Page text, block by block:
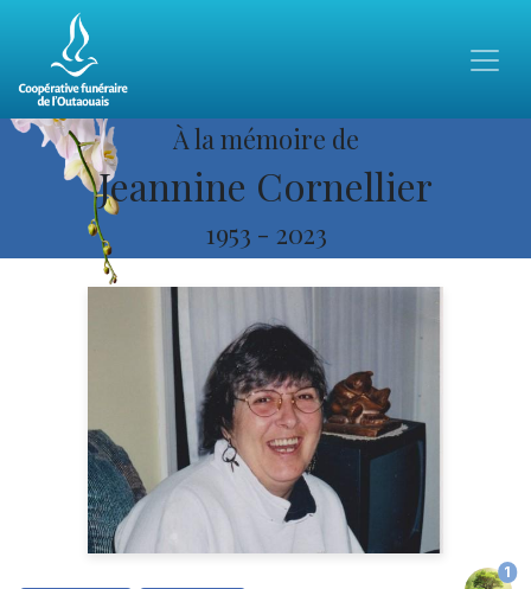
À la mémoire de
Jeannine Cornellier
1953 - 2023
1